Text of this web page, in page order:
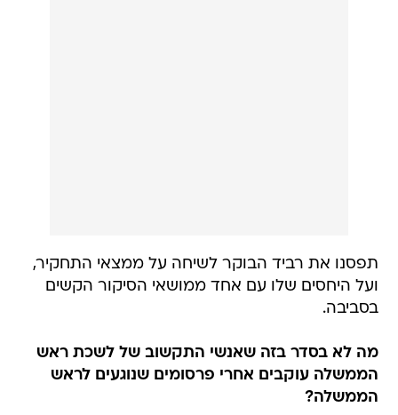
תפסנו את רביד הבוקר לשיחה על ממצאי התחקיר,
ועל היחסים שלו עם אחד ממושאי הסיקור הקשים
בסביבה.
מה לא בסדר בזה שאנשי התקשוב של לשכת ראש
הממשלה עוקבים אחרי פרסומים שנוגעים לראש
הממשלה?